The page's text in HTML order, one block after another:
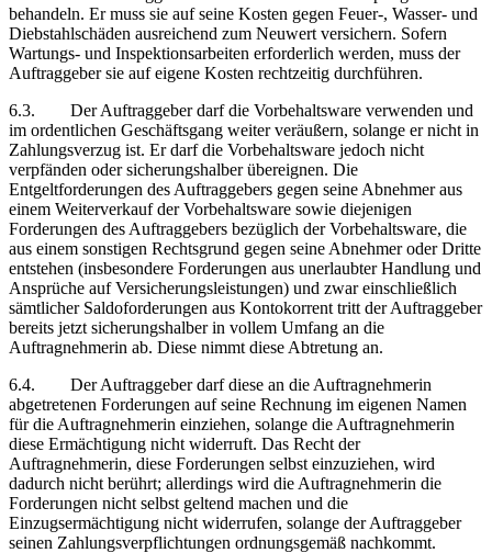
behandeln. Er muss sie auf seine Kosten gegen Feuer-, Wasser- und
Diebstahlschäden ausreichend zum Neuwert versichern. Sofern
Wartungs- und Inspektionsarbeiten erforderlich werden, muss der
Auftraggeber sie auf eigene Kosten rechtzeitig durchführen.
6.3. Der Auftraggeber darf die Vorbehaltsware verwenden und
im ordentlichen Geschäftsgang weiter veräußern, solange er nicht in
Zahlungsverzug ist. Er darf die Vorbehaltsware jedoch nicht
verpfänden oder sicherungshalber übereignen. Die
Entgeltforderungen des Auftraggebers gegen seine Abnehmer aus
einem Weiterverkauf der Vorbehaltsware sowie diejenigen
Forderungen des Auftraggebers bezüglich der Vorbehaltsware, die
aus einem sonstigen Rechtsgrund gegen seine Abnehmer oder Dritte
entstehen (insbesondere Forderungen aus unerlaubter Handlung und
Ansprüche auf Versicherungsleistungen) und zwar einschließlich
sämtlicher Saldoforderungen aus Kontokorrent tritt der Auftraggeber
bereits jetzt sicherungshalber in vollem Umfang an die
Auftragnehmerin ab. Diese nimmt diese Abtretung an.
6.4. Der Auftraggeber darf diese an die Auftragnehmerin
abgetretenen Forderungen auf seine Rechnung im eigenen Namen
für die Auftragnehmerin einziehen, solange die Auftragnehmerin
diese Ermächtigung nicht widerruft. Das Recht der
Auftragnehmerin, diese Forderungen selbst einzuziehen, wird
dadurch nicht berührt; allerdings wird die Auftragnehmerin die
Forderungen nicht selbst geltend machen und die
Einzugsermächtigung nicht widerrufen, solange der Auftraggeber
seinen Zahlungsverpflichtungen ordnungsgemäß nachkommt.